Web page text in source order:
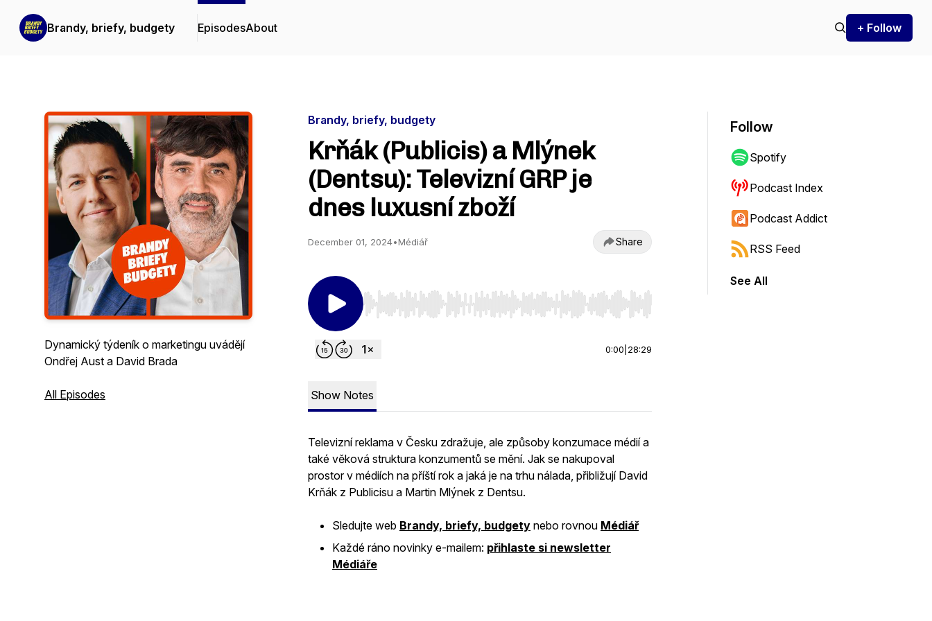
Brandy, briefy, budgety EpisodesAbout + Follow
Dynamický týdeník o marketingu uvádějí
Ondřej Aust a David Brada
All Episodes
Brandy, briefy, budgety
Krňák (Publicis) a Mlýnek
(Dentsu): Televizní GRP je
dnes luxusní zboží
December 01, 2024•Médiář Share
Use Left/Right to seek, Home/End to jump to start or end. Hold shift to jump forward or backward.
0:00 28:29
Show Notes
Televizní reklama v Česku zdražuje, ale způsoby konzumace médií a
také věková struktura konzumentů se mění. Jak se nakupoval
prostor v médiích na příští rok a jaká je na trhu nálada, přibližují David
Krňák z Publicisu a Martin Mlýnek z Dentsu.
Sledujte web Brandy, briefy, budgety nebo rovnou Médiář
Každé ráno novinky e-mailem: přihlaste si newsletter
Médiáře
Follow
Spotify
Podcast Index
Podcast Addict
RSS Feed
See All